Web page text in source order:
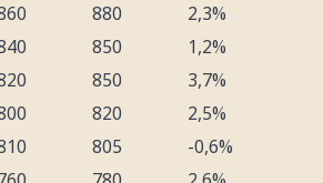
880
2,3%
850
1,2%
850
3,7%
820
2,5%
805
-0,6%